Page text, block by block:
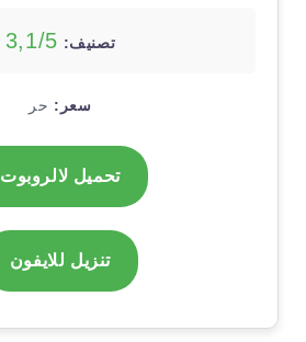
تصنيف: 3,1/5
سعر: حر
تحميل لالروبوت
تنزيل للايفون